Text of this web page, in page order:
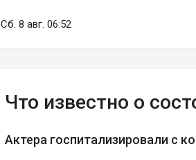
Сб. 8 авг. 06:52
Что известно о
Актера госпитализировали с